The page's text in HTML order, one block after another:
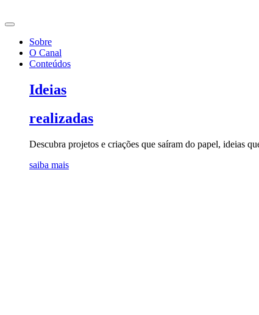
para
conteúdoSobre
O Canal
Conteúdos
Ideias
realizadas
Descubra projetos e criações que saíram do papel, ideias
saiba mais